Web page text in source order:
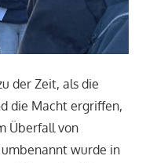
der Zeit, als die
die Macht ergriffen,
Überfall von
wurde in